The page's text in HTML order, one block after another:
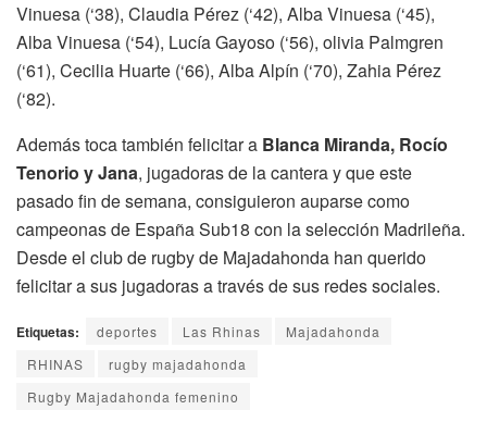
Vinuesa (‘38), Claudia Pérez (‘42), Alba Vinuesa (‘45),
Alba Vinuesa (‘54), Lucía Gayoso (‘56), olivia Palmgren
(‘61), Cecilia Huarte (‘66), Alba Alpín (‘70), Zahia Pérez
(‘82).
Además toca también felicitar a Blanca Miranda, Rocío
Tenorio y Jana, jugadoras de la cantera y que este
pasado fin de semana, consiguieron auparse como
campeonas de España Sub18 con la selección Madrileña.
Desde el club de rugby de Majadahonda han querido
felicitar a sus jugadoras a través de sus redes sociales.
Etiquetas: deportes Las Rhinas
Majadahonda
RHINAS
rugby majadahonda
Rugby Majadahonda femenino